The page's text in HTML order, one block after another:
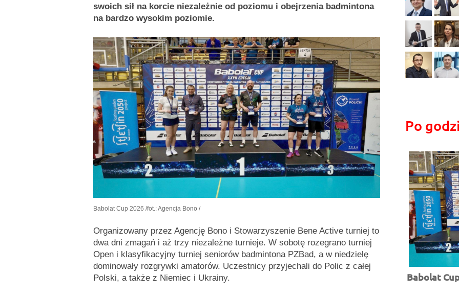
swoich sił na korcie niezależnie od poziomu i obejrzenia badmintona
na bardzo wysokim poziomie.
Babolat Cup 2026 /fot.: Agencja Bono /
Organizowany przez Agencję Bono i Stowarzyszenie Bene Active turniej to
dwa dni zmagań i aż trzy niezależne turnieje. W sobotę rozegrano turniej
Open i klasyfikacyjny turniej seniorów badmintona PZBad, a w niedzielę
dominowały rozgrywki amatorów. Uczestnicy przyjechali do Polic z całej
Polski, a także z Niemiec i Ukrainy.
Po
Babolat